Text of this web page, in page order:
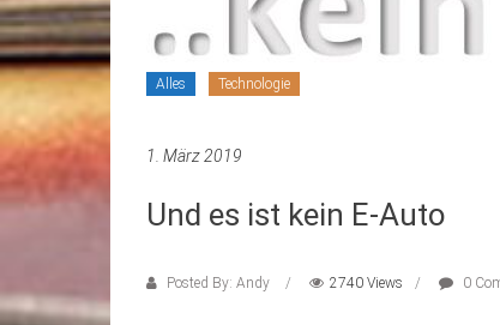
Alles Technologie
1. März 2019
Und es ist kein E-Auto
Posted By: Andy 2740 Views 0